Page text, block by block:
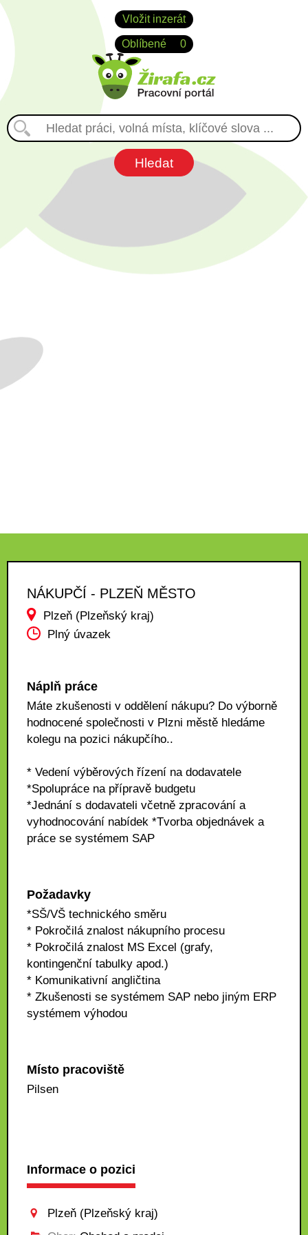
Vložit inzerát
Oblíbené 0
NÁKUPČÍ - PLZEŇ MĚSTO
Plzeň (Plzeňský kraj)
Plný úvazek
Náplň práce
Máte zkušenosti v oddělení nákupu? Do výborně
hodnocené společnosti v Plzni městě hledáme
kolegu na pozici nákupčího..
* Vedení výběrových řízení na dodavatele
*Spolupráce na přípravě budgetu
*Jednání s dodavateli včetně zpracování a
vyhodnocování nabídek *Tvorba objednávek a
práce se systémem SAP
Požadavky
*SŠ/VŠ technického směru
* Pokročilá znalost nákupního procesu
* Pokročilá znalost MS Excel (grafy,
kontingenční tabulky apod.)
* Komunikativní angličtina
* Zkušenosti se systémem SAP nebo jiným ERP
systémem výhodou
Místo pracoviště
Pilsen
Informace o pozici
Plzeň (Plzeňský kraj)